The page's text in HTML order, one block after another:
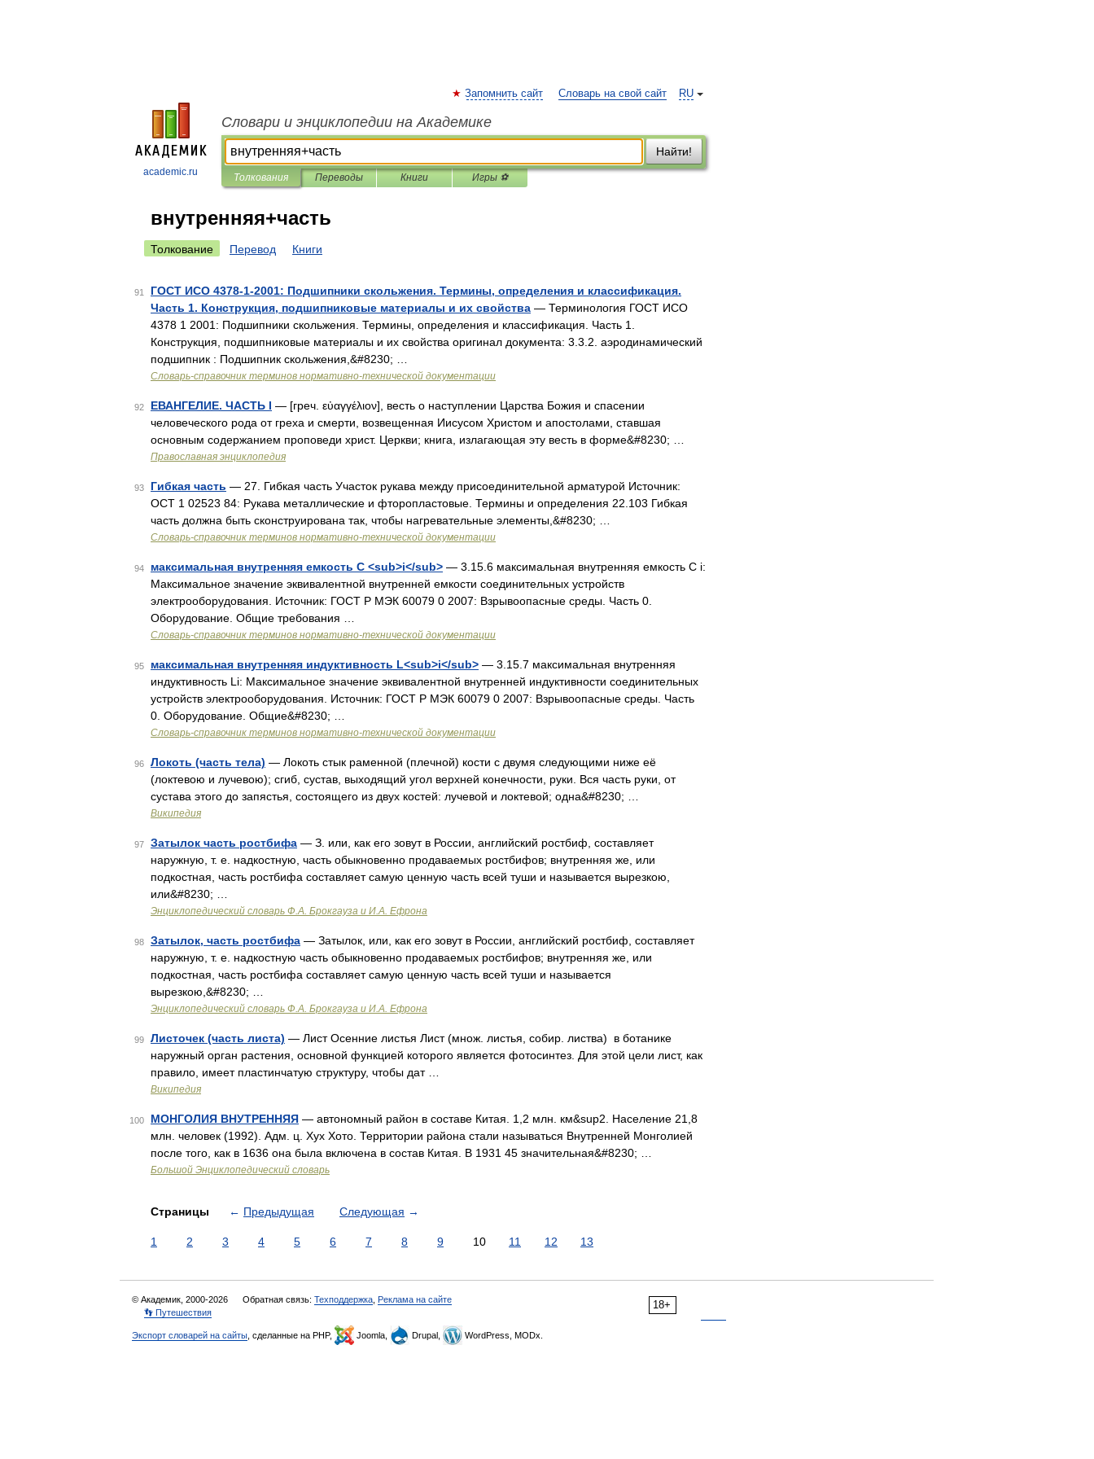
academic.ru
RU
Запомнить сайт Словарь на свой сайт
Словари и энциклопедии на Академике
Найти!
Толкования Переводы Книги Игры ⚽
внутренняя+часть
Толкование Перевод Книги
91
ГОСТ ИСО 4378-1-2001: Подшипники скольжения. Термины, определения и классификация.
Часть 1. Конструкция, подшипниковые материалы и их свойства — Терминология ГОСТ ИСО
4378 1 2001: Подшипники скольжения. Термины, определения и классификация. Часть 1.
Конструкция, подшипниковые материалы и их свойства оригинал документа: 3.3.2. аэродинамический
подшипник : Подшипник скольжения,&#8230; …
Словарь-справочник терминов нормативно-технической документации
92 ЕВАНГЕЛИЕ. ЧАСТЬ I — [греч. εὐαγγέλιον], весть о наступлении Царства Божия и спасении
человеческого рода от греха и смерти, возвещенная Иисусом Христом и апостолами, ставшая
основным содержанием проповеди христ. Церкви; книга, излагающая эту весть в форме&#8230; …
Православная энциклопедия
93 Гибкая часть — 27. Гибкая часть Участок рукава между присоединительной арматурой Источник:
ОСТ 1 02523 84: Рукава металлические и фторопластовые. Термины и определения 22.103 Гибкая
часть должна быть сконструирована так, чтобы нагревательные элементы,&#8230; …
Словарь-справочник терминов нормативно-технической документации
94 максимальная внутренняя емкость С <sub>i</sub> — 3.15.6 максимальная внутренняя емкость С i:
Максимальное значение эквивалентной внутренней емкости соединительных устройств
электрооборудования. Источник: ГОСТ Р МЭК 60079 0 2007: Взрывоопасные среды. Часть 0.
Оборудование. Общие требования …
Словарь-справочник терминов нормативно-технической документации
95 максимальная внутренняя индуктивность L<sub>i</sub> — 3.15.7 максимальная внутренняя
индуктивность Li: Максимальное значение эквивалентной внутренней индуктивности соединительных
устройств электрооборудования. Источник: ГОСТ Р МЭК 60079 0 2007: Взрывоопасные среды. Часть
0. Оборудование. Общие&#8230; …
Словарь-справочник терминов нормативно-технической документации
96 Локоть (часть тела) — Локоть стык раменной (плечной) кости с двумя следующими ниже её
(локтевою и лучевою); сгиб, сустав, выходящий угол верхней конечности, руки. Вся часть руки, от
сустава этого до запястья, состоящего из двух костей: лучевой и локтевой; одна&#8230; …
Википедия
97 Затылок часть ростбифа — З. или, как его зовут в России, английский ростбиф, составляет
наружную, т. е. надкостную, часть обыкновенно продаваемых ростбифов; внутренняя же, или
подкостная, часть ростбифа составляет самую ценную часть всей туши и называется вырезкою,
или&#8230; …
Энциклопедический словарь Ф.А. Брокгауза и И.А. Ефрона
98 Затылок, часть ростбифа — Затылок, или, как его зовут в России, английский ростбиф, составляет
наружную, т. е. надкостную часть обыкновенно продаваемых ростбифов; внутренняя же, или
подкостная, часть ростбифа составляет самую ценную часть всей туши и называется
вырезкою,&#8230; …
Энциклопедический словарь Ф.А. Брокгауза и И.А. Ефрона
99 Листочек (часть листа) — Лист Осенние листья Лист (множ. листья, собир. листва) в ботанике
наружный орган растения, основной функцией которого является фотосинтез. Для этой цели лист, как
правило, имеет пластинчатую структуру, чтобы дат …
Википедия
100 МОНГОЛИЯ ВНУТРЕННЯЯ — автономный район в составе Китая. 1,2 млн. км&sup2. Население 21,8
млн. человек (1992). Адм. ц. Хух Хото. Территории района стали называться Внутренней Монголией
после того, как в 1636 она была включена в состав Китая. В 1931 45 значительная&#8230; …
Большой Энциклопедический словарь
Страницы ← Предыдущая Следующая →
1 2 3 4 5 6 7 8 9 10 11 12 13
18+
© Академик, 2000-2026 Обратная связь: Техподдержка Реклама на сайте
👣 Путешествия
Экспорт словарей на сайты , сделанные на PHP, Joomla, Drupal, WordPress, MODx.